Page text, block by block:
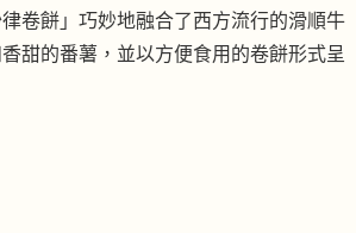
卷餅」巧妙地融合了西方流行的滑順牛
甜的番薯，並以方便食用的卷餅形式呈